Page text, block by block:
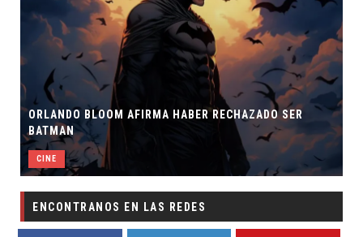
HABER RECHAZADO SER
SPIDER-MAN: UN
CINE
ENCONTRANOS EN LAS REDES